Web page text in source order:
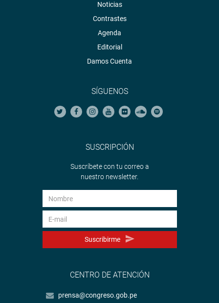
Noticias
Contrastes
Agenda
Editorial
Damos Cuenta
SÍGUENOS
SUSCRIPCIÓN
Suscríbete con tu correo a
nuestro newsletter.
Suscribirme
CENTRO DE ATENCIÓN
prensa@congreso.gob.pe